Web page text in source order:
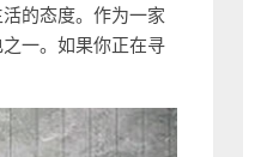
的态度。作为一家
一。如果你正在寻